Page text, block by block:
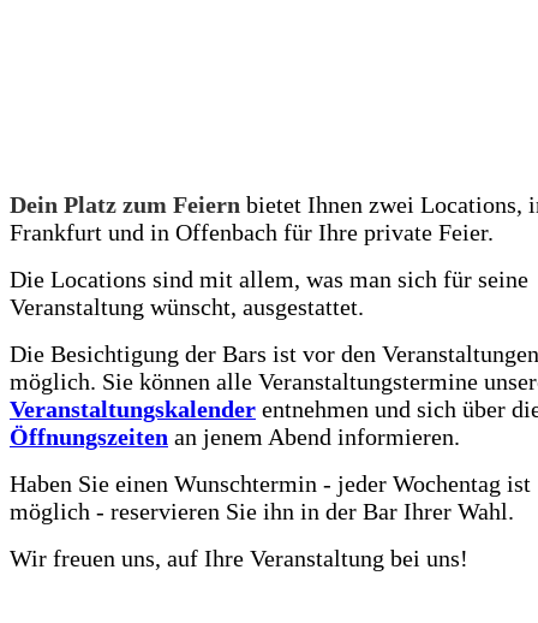
Dein Platz zum Feiern bietet Ihnen zwei Locations,
Frankfurt und in Offenbach für Ihre private Feier.
Die Locations sind mit allem, was man sich für seine
Veranstaltung wünscht, ausgestattet.
Die Besichtigung der Bars ist vor den Veranstaltungen
möglich. Sie können alle Veranstaltungstermine
Veranstaltungskalender entnehmen und sich über
Öffnungszeiten an jenem Abend informieren.
Haben Sie einen Wunschtermin - jeder Wochentag ist
möglich - reservieren Sie ihn in der Bar Ihrer Wahl.
Wir freuen uns, auf Ihre Veranstaltung bei uns!